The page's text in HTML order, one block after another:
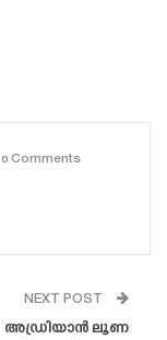
0 Comments
NEXT POST
അഡ്രിയാൻ ലൂണ